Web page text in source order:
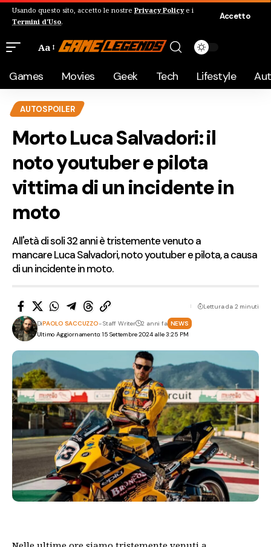
Usando questo sito, accetto le nostre Privacy Policye i
Termini d'Uso.
Accetto
Aa
Games Movies Geek Tech Lifestyle
AUTOSPOILER
Morto Luca Salvadori: il
noto youtuber e pilota
vittima di un incidente in
moto
All'età di soli 32 anni è tristemente venuto a
mancare Luca Salvadori, noto youtuber e pilota, a causa
di un incidente in moto.
Ultimo Aggiornamento: 15 Settembre 2024 alle 3:25 PM
DiPAOLO SACCUZZO- Staff Writer 2 anni fa NEWS
Lettura da 2 minuti